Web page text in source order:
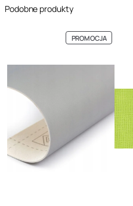
Podobne produkty
PROMOCJAPRODUKT
W